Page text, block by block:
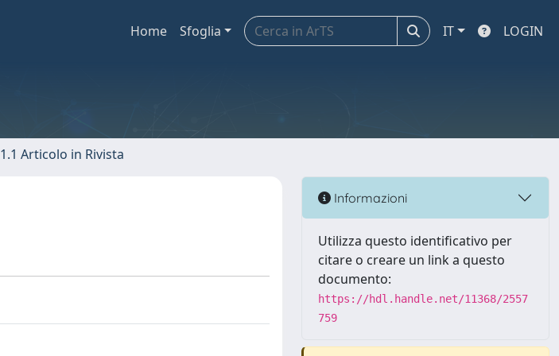
Home Sfoglia IT LOGIN
1.1 Articolo in Rivista
Informazioni
Utilizza questo identificativo per
citare o creare un link a questo
documento:
https://hdl.handle.net/11368/2557
759